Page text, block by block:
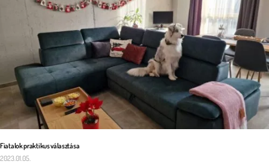
Fiatalok praktikus választása
2023.01.05.